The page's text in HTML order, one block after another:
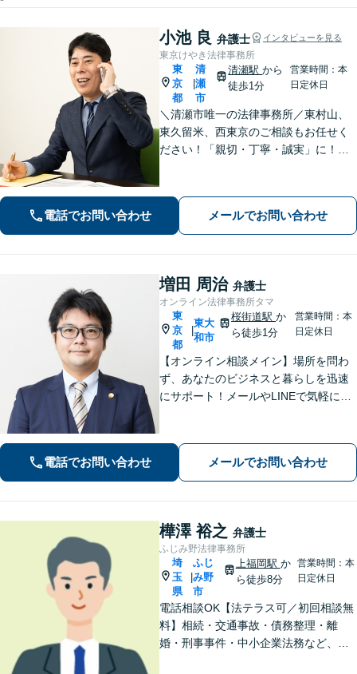
小池 良 弁護士 インタビューを見る
東京けやき法律事務所
東
京
都
清
瀬
市
清瀬駅から
徒歩1分
営業時間：本
日定休日
＼清瀬市唯一の法律事務所／東村山、
東久留米、西東京のご相談もお任せく
ださい！「親切・丁寧・誠実」に！弁
ます！離婚／相続／交通事故／借金／
不動産／企業法務の相談に対応【清瀬
駅1分】
電話でお問い合わせ メールでお問い合わせ
増田 周治 弁護士
オンライン法律事務所タマ
東
京
都
東大
和市
桜街道駅か
ら徒歩1分
営業時間：本
日定休日
【オンライン相談メイン】場所を問わ
ず、あなたのビジネスと暮らしを迅速
にサポート！メールやLINEで気軽につ
寧に示します。【メール・LINE 受付
電話でお問い合わせ メールでお問い合わせ
樺澤 裕之 弁護士
ふじみ野法律事務所
埼
玉
県
ふじ
み野
市
上福岡駅 か
ら徒歩8分
営業時間：本
日定休日
電話相談OK【法テラス可／初回相談無
料】相続・交通事故・債務整理・離
婚・刑事事件・中小企業法務など、お